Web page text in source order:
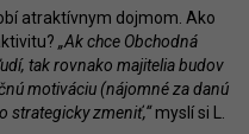
atraktívnym dojmom. Ako
„Ak chce Obchodná
tak rovnako majitelia budov
motiváciu (nájomné za danú
strategicky zmeniť,“myslí si L.